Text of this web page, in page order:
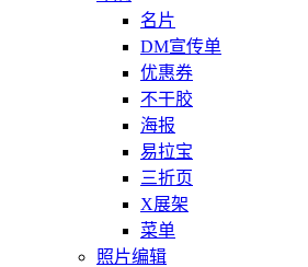
名片
DM宣传单
优惠券
不干胶
海报
易拉宝
三折页
X展架
菜单
照片编辑